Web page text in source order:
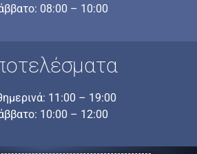
08:00 – 10:00
11:00 – 19:00
10:00 – 12:00